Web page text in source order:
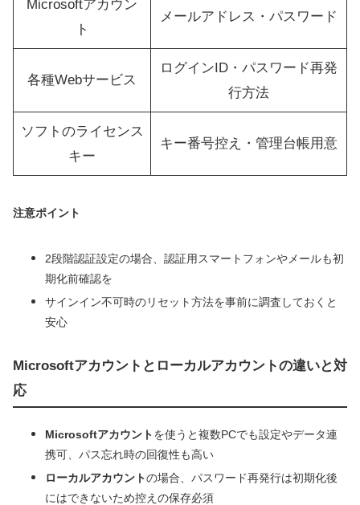
Microsoftアカウン
ト
メールアドレス・パスワード
各種Webサービス
ログインID・パスワード再発
行方法
ソフトのライセンス
キー
キー番号控え・管理台帳用意
注意ポイント
2段階認証設定の場合、認証用スマートフォンやメールも初
期化前確認を
サインイン不可時のリセット方法を事前に調査しておくと
安心
Microsoftアカウントとローカルアカウントの違いと対
応
Microsoftアカウントを使うと複数PCでも設定やデータ連
携可、パス忘れ時の回復性も高い
ローカルアカウントの場合、パスワード再発行は初期化後
にはできないため控えの保存必須